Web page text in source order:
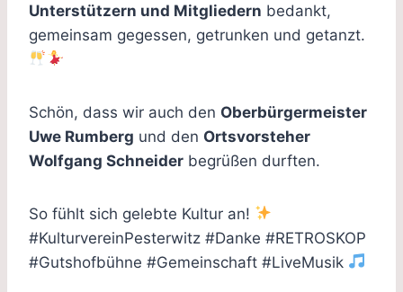
Unterstützern und Mitgliedern bedankt,
gemeinsam gegessen, getrunken und getanzt.
Schön, dass wir auch den Oberbürgermeister
Uwe Rumberg und den Ortsvorsteher
Wolfgang Schneider begrüßen durften.
So fühlt sich gelebte Kultur an!
#KulturvereinPesterwitz #Danke #RETROSKOP
#Gutshofbühne #Gemeinschaft #LiveMusik